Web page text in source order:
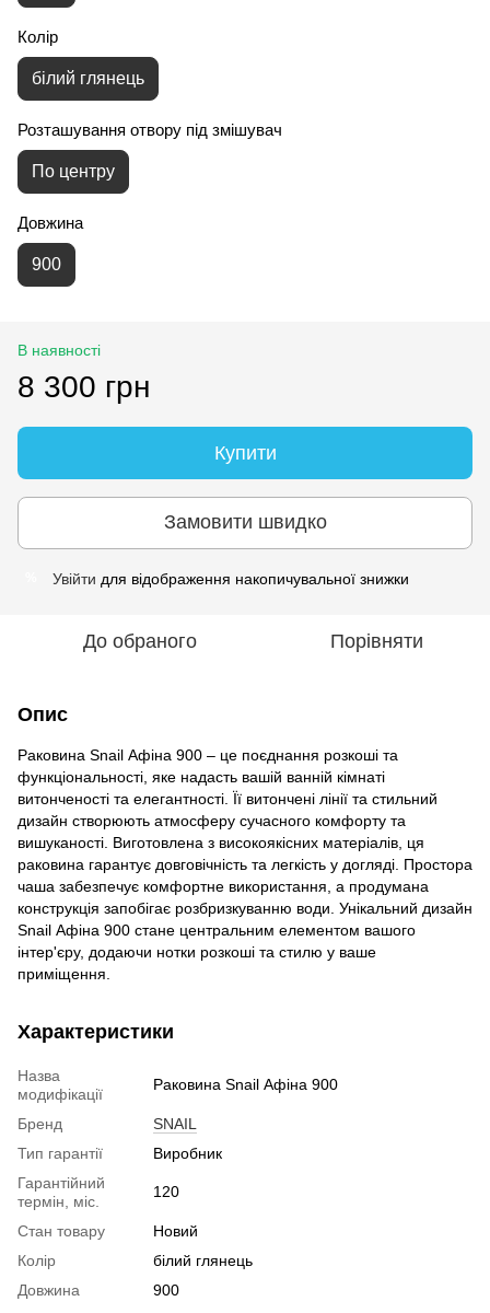
Колір
білий глянець
Розташування отвору під змішувач
По центру
Довжина
900
В наявності
8 300 грн
Купити
Замовити швидко
Увійти для відображення накопичувальної знижки
До обраного Порівняти
Опис
Раковина Snail Афіна 900 – це поєднання розкоші та
функціональності, яке надасть вашій ванній кімнаті
витонченості та елегантності. Її витончені лінії та стильний
дизайн створюють атмосферу сучасного комфорту та
вишуканості. Виготовлена з високоякісних матеріалів, ця
раковина гарантує довговічність та легкість у догляді. Простора
чаша забезпечує комфортне використання, а продумана
конструкція запобігає розбризкуванню води. Унікальний дизайн
Snail Афіна 900 стане центральним елементом вашого
інтер'єру, додаючи нотки розкоші та стилю у ваше
приміщення.
Характеристики
Назва
модифікації
Раковина Snail Афіна 900
Бренд
SNAIL
Тип гарантії
Виробник
Гарантійний
термін, міс.
120
Стан товару
Новий
Колір
білий глянець
Довжина
900